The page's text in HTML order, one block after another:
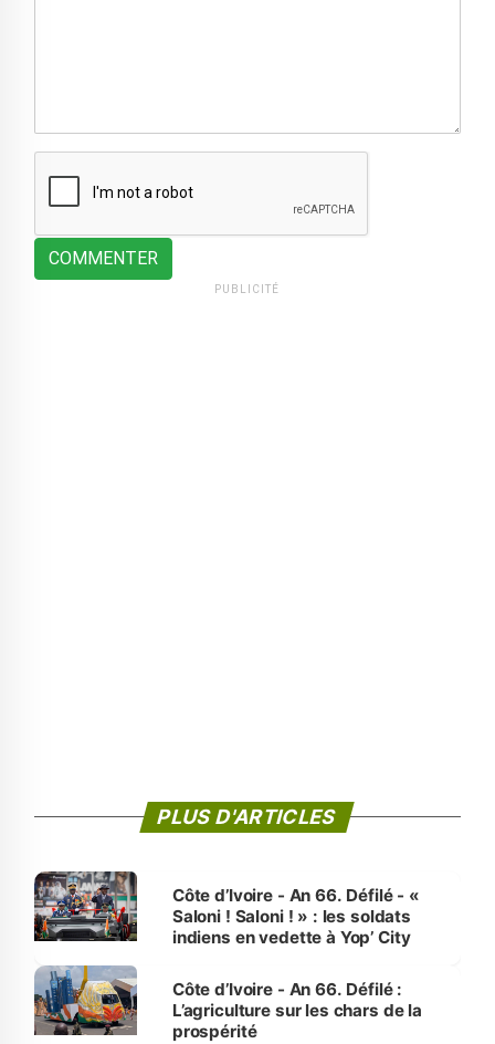
COMMENTER
PUBLICITÉ
PLUS D'ARTICLES
Côte d’Ivoire - An 66. Défilé - «
Saloni ! Saloni ! » : les soldats
indiens en vedette à Yop’ City
Côte d’Ivoire - An 66. Défilé :
L’agriculture sur les chars de la
prospérité